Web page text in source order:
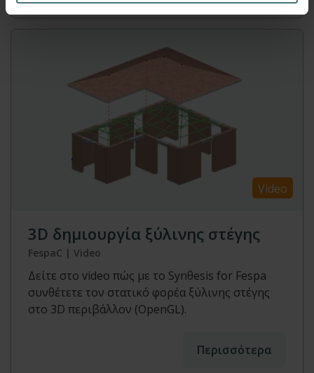
Video
3D δημιουργία ξύλινης στέγης
FespaC | Video
Δείτε στο video πώς με το Synθesis for Fespa
συνθέτετε τον στατικό φορέα ξύλινης στέγης
στο 3D περιβάλλον (OpenGL).
Περισσότερα